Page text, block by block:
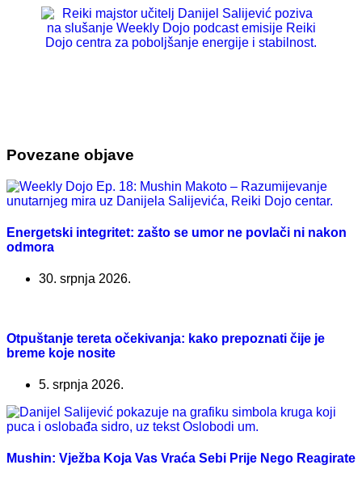
Povezane objave
Energetski integritet: zašto se umor ne povlači ni nakon
odmora
30. srpnja 2026.
Otpuštanje tereta očekivanja: kako prepoznati čije je
breme koje nosite
5. srpnja 2026.
Mushin: Vježba Koja Vas Vraća Sebi Prije Nego Reagirate